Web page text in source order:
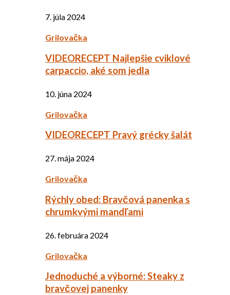
7. júla 2024
Grilovačka
VIDEORECEPT Najlepšie cviklové
carpaccio, aké som jedla
10. júna 2024
Grilovačka
VIDEORECEPT Pravý grécky šalát
27. mája 2024
Grilovačka
Rýchly obed: Bravčová panenka s
chrumkvými mandľami
26. februára 2024
Grilovačka
Jednoduché a výborné: Steaky z
bravčovej panenky